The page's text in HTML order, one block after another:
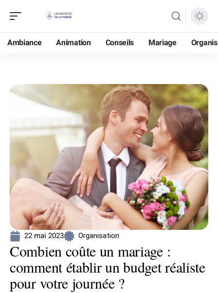
Ambiance Animation Conseils Mariage
22 mai 2023 Organisation
Combien coûte un mariage :
comment établir un budget réaliste
pour votre journée ?